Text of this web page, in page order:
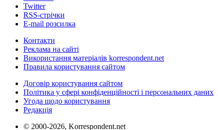
Twitter
RSS-стрічки
E-mail розсилка
Контакти
Реклама на сайті
Використання матеріалів korrespondent.net
Правила користування сайтом
Договір користування сайтом
Політика у сфері конфіденційності і персональних даних
Угода щодо користування
Редакція
© 2000-2026, Korrespondent.net